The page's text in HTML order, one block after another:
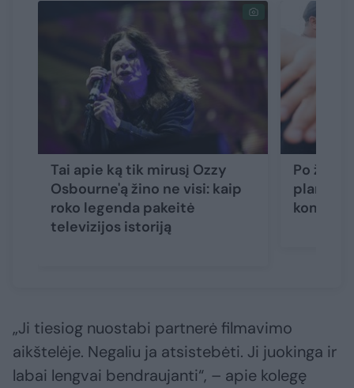
Tai apie ką tik mirusį Ozzy
Osbourne'ą žino ne visi: kaip
roko legenda pakeitė
televizijos istoriją
Po
„Ji tiesiog nuostabi partnerė filmavimo
aikštelėje. Negaliu ja atsistebėti. Ji juokinga ir
labai lengvai bendraujanti“, – apie kolegę